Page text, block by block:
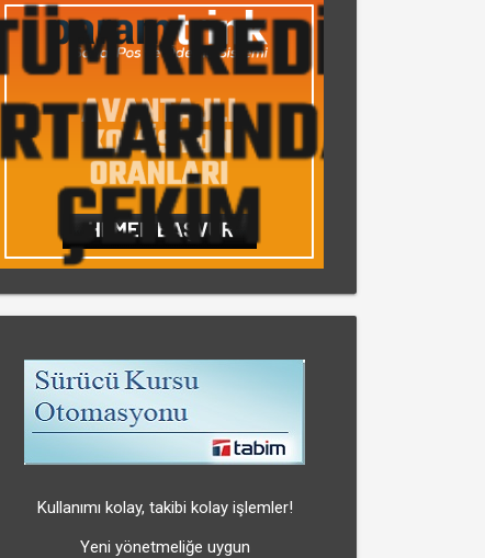
Kullanımı kolay, takibi kolay işlemler!
Yeni yönetmeliğe uygun